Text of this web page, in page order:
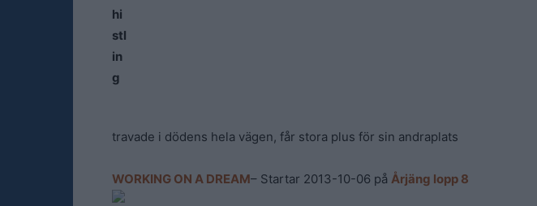
travade i dödens hela vägen, får stora plus för sin andraplats
WORKING ON A DREAM– Startar 2013-10-06 på Årjäng lopp 8